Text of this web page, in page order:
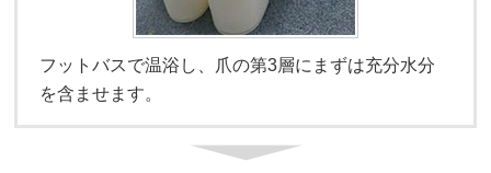
フットバスで温浴し、爪の第3層にまずは充分水分
を含ませます。